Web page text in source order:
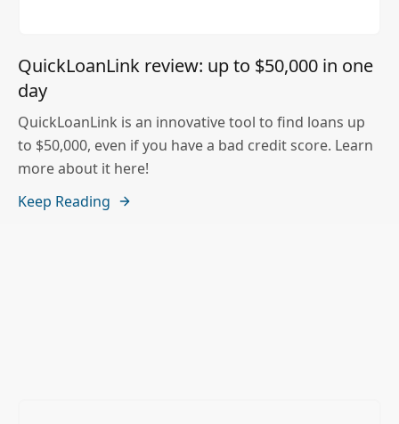
QuickLoanLink review: up to $50,000 in one
day
QuickLoanLink is an innovative tool to find loans up
to $50,000, even if you have a bad credit score. Learn
more about it here!
Keep Reading